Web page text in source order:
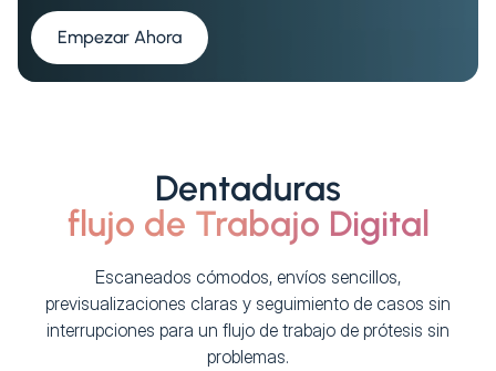
Empezar Ahora
Dentaduras
flujo de Trabajo Digital
Escaneados cómodos, envíos sencillos,
previsualizaciones claras y seguimiento de casos sin
interrupciones para un flujo de trabajo de prótesis sin
problemas.